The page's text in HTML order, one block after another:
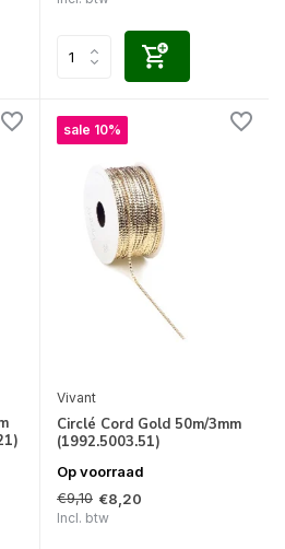
sale 10%
Vivant
Circlé Cord Gold 50m/3mm
(1992.5003.51)
Op voorraad
€9,10 €8,20
Incl. btw